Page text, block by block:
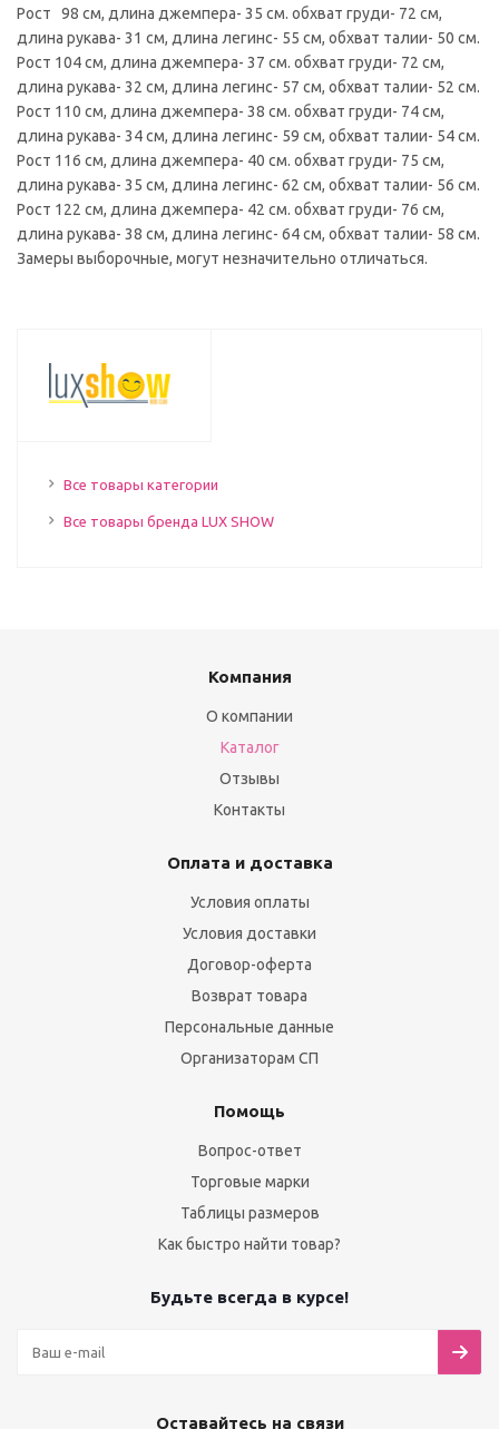
Рост 98 см, длина джемпера- 35 см. обхват груди- 72 см,
длина рукава- 31 см, длина легинс- 55 см, обхват талии- 50 см.
Рост 104 см, длина джемпера- 37 см. обхват груди- 72 см,
длина рукава- 32 см, длина легинс- 57 см, обхват талии- 52 см.
Рост 110 см, длина джемпера- 38 см. обхват груди- 74 см,
длина рукава- 34 см, длина легинс- 59 см, обхват талии- 54 см.
Рост 116 см, длина джемпера- 40 см. обхват груди- 75 см,
длина рукава- 35 см, длина легинс- 62 см, обхват талии- 56 см.
Рост 122 см, длина джемпера- 42 см. обхват груди- 76 см,
длина рукава- 38 см, длина легинс- 64 см, обхват талии- 58 см.
Замеры выборочные, могут незначительно отличаться.
Все товары категории
Все товары бренда LUX SHOW
Компания
О компании
Каталог
Отзывы
Контакты
Оплата и доставка
Условия оплаты
Условия доставки
Договор-оферта
Возврат товара
Персональные данные
Организаторам СП
Помощь
Вопрос-ответ
Торговые марки
Таблицы размеров
Как быстро найти товар?
Будьте всегда в курсе!
Оставайтесь на связи